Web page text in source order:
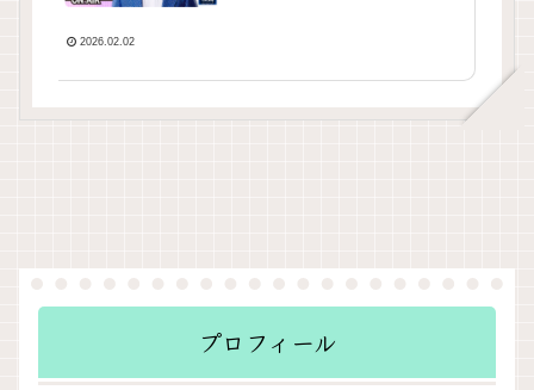
10分解説 / 政治ニュース /
スト要約
2026.02.02
プロフィール